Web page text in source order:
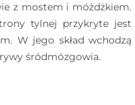
z mostem i móżdżkiem.
tylnej przykryte jest
W jego skład wchodzą
śródmózgowia.